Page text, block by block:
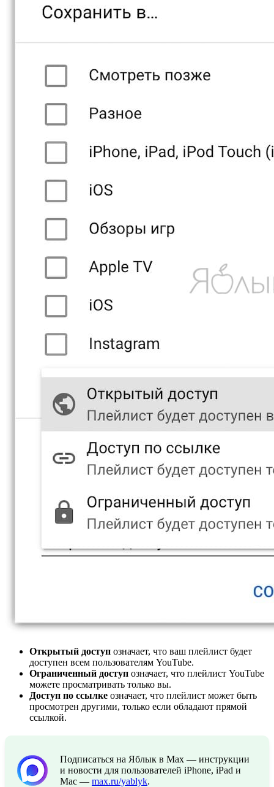
Открытый доступ означает, что ваш плейлист будет
доступен всем пользователям YouTube.
Ограниченный доступ означает, что плейлист YouTube
можете просматривать только вы.
Доступ по ссылке означает, что плейлист может быть
просмотрен другими, только если обладают прямой
ссылкой.
Подписаться на Яблык в Max — инструкции
и новости для пользователей iPhone, iPad и
Mac — max.ru/yablyk.